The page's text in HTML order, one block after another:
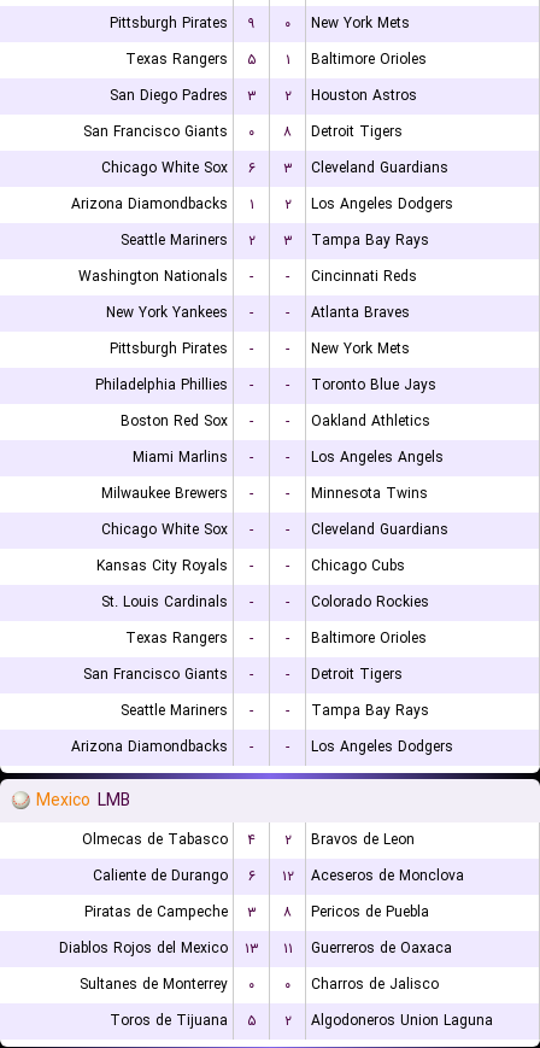
Pittsburgh Pirates
۹ ۰
New York Mets
Texas Rangers
۵ ۱
Baltimore Orioles
San Diego Padres
۳ ۲
Houston Astros
San Francisco Giants
۰ ۸
Detroit Tigers
Chicago White Sox
۶ ۳
Cleveland Guardians
Arizona Diamondbacks
۱ ۲
Los Angeles Dodgers
Seattle Mariners
۲ ۳
Tampa Bay Rays
Washington Nationals
- -
Cincinnati Reds
New York Yankees
- -
Atlanta Braves
Pittsburgh Pirates
- -
New York Mets
Philadelphia Phillies
- -
Toronto Blue Jays
Boston Red Sox
- -
Oakland Athletics
Miami Marlins
- -
Los Angeles Angels
Milwaukee Brewers
- -
Minnesota Twins
Chicago White Sox
- -
Cleveland Guardians
Kansas City Royals
- -
Chicago Cubs
St. Louis Cardinals
- -
Colorado Rockies
Texas Rangers
- -
Baltimore Orioles
San Francisco Giants
- -
Detroit Tigers
Seattle Mariners
- -
Tampa Bay Rays
Arizona Diamondbacks
- - Los Angeles Dodgers
Mexico LMB
Olmecas de Tabasco ۴ ۲
Bravos de Leon
Caliente de Durango
۶ ۱۲
Aceseros de Monclova
Piratas de Campeche
۳ ۸
Pericos de Puebla
Diablos Rojos del Mexico
۱۳ ۱۱
Guerreros de Oaxaca
Sultanes de Monterrey
۰ ۰
Charros de Jalisco
Toros de Tijuana
۵ ۲ Algodoneros Union Laguna